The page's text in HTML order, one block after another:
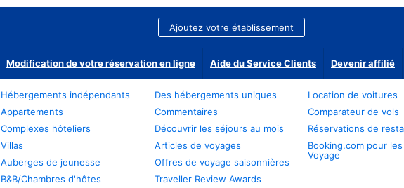
Ajoutez votre établissement
Modification de votre réservation en ligne Aide du Service Clients Devenir affilié
Hébergements indépendants
Appartements
Complexes hôteliers
Villas
Auberges de jeunesse
B&B/Chambres d'hôtes
Des hébergements uniques
Commentaires
Découvrir les séjours au mois
Articles de voyages
Offres de voyage saisonnières
Traveller Review Awards
Location de voitures
Comparateur de vols
Réservations de
Booking.com pour
Voyage